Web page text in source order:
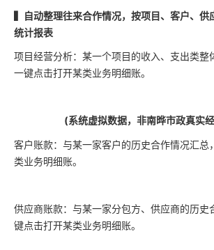
▍自动整理往来合作情况，按项目、客户、供
统计报表
项目经营分析：某一个项目的收入、支出类整
一键点击打开某类业务明细账。
(系统虚拟数据，非南晔市政真实
客户账款：与某一家客户的历史合作情况汇总
类业务明细账。
供应商账款：与某一家分包方、供应商的历史
键点击打开某类业务明细账。